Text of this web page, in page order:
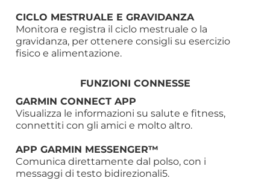
CICLO MESTRUALE E GRAVIDANZA
Monitora e registra il ciclo mestruale o la
gravidanza, per ottenere consigli su esercizio
fisico e alimentazione.
FUNZIONI CONNESSE
GARMIN CONNECT APP
Visualizza le informazioni su salute e fitness,
connettiti con gli amici e molto altro.
APP GARMIN MESSENGER™
Comunica direttamente dal polso, con i
messaggi di testo bidirezionali5.